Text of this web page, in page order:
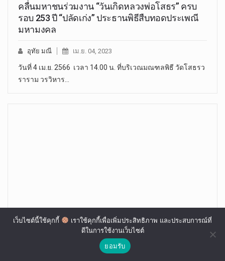
คลื่นมหาชนร่วมงาน “วันเกิดหลวงพ่อโสธร” ครบ
รอบ 253 ปี “ปลัดเก่ง” ประธานพิธีสืบทอดประเพณี
มหามงคล
อุทัย มณี เม.ย. 04, 2023
วันที่ 4 เม.ย. 2566 เวลา 14.00 น. ที่บริเวณมณฑลพิธี วัดโสธรว
ราราม วรวิหาร…
วธ.ร่วมคณะสงฆ์จัดกิจกรรม“Bangkok River
Festival 2020 สายน้ำแห่งวัฒนธรรมไทย”
เว็บไซต์นี้ใช้คุกกี้
เราใช้คุกกี้เพื่อเพิ่มประสิทธิภาพ และประสบการณ์ที่
ดีในการใช้งานเว็บไซต์
ยอมรับ